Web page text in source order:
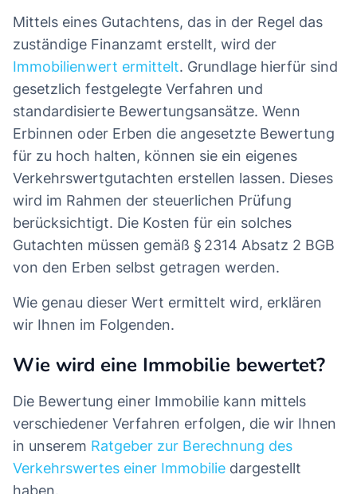
Mittels eines Gutachtens, das in der Regel das
zuständige Finanzamt erstellt, wird der
Immobilienwert ermittelt. Grundlage hierfür sind
gesetzlich festgelegte Verfahren und
standardisierte Bewertungsansätze. Wenn
Erbinnen oder Erben die angesetzte Bewertung
für zu hoch halten, können sie ein eigenes
Verkehrswertgutachten erstellen lassen. Dieses
wird im Rahmen der steuerlichen Prüfung
berücksichtigt. Die Kosten für ein solches
Gutachten müssen gemäß § 2314 Absatz 2 BGB
von den Erben selbst getragen werden.
Wie genau dieser Wert ermittelt wird, erklären
wir Ihnen im Folgenden.
Wie wird eine Immobilie bewertet?
Die Bewertung einer Immobilie kann mittels
verschiedener Verfahren erfolgen, die wir Ihnen
in unserem Ratgeber zur Berechnung des
Verkehrswertes einer Immobilie dargestellt
haben.